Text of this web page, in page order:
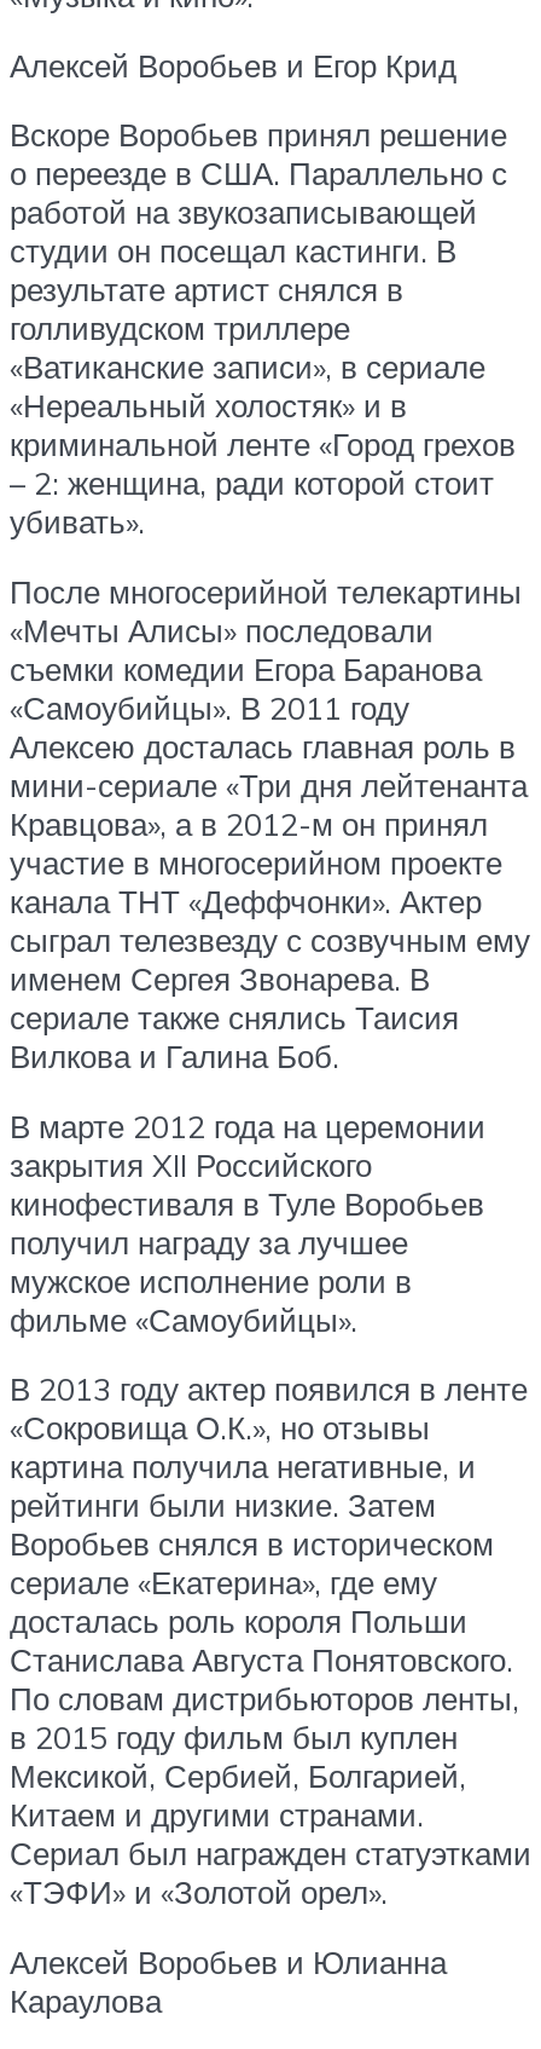
Алексей Воробьев и Егор Крид
Вскоре Воробьев принял решение
о переезде в США. Параллельно с
работой на звукозаписывающей
студии он посещал кастинги. В
результате артист снялся в
голливудском триллере
«Ватиканские записи», в сериале
«Нереальный холостяк» и в
криминальной ленте «Город грехов
– 2: женщина, ради которой стоит
убивать».
После многосерийной телекартины
«Мечты Алисы» последовали
съемки комедии Егора Баранова
«Самоубийцы». В 2011 году
Алексею досталась главная роль в
мини-сериале «Три дня лейтенанта
Кравцова», а в 2012-м он принял
участие в многосерийном проекте
канала ТНТ «Деффчонки». Актер
сыграл телезвезду с созвучным ему
именем Сергея Звонарева. В
сериале также снялись Таисия
Вилкова и Галина Боб.
В марте 2012 года на церемонии
закрытия XII Российского
кинофестиваля в Туле Воробьев
получил награду за лучшее
мужское исполнение роли в
фильме «Самоубийцы».
В 2013 году актер появился в ленте
«Сокровища О.К.», но отзывы
картина получила негативные, и
рейтинги были низкие. Затем
Воробьев снялся в историческом
сериале «Екатерина», где ему
досталась роль короля Польши
Станислава Августа Понятовского.
По словам дистрибьюторов ленты,
в 2015 году фильм был куплен
Мексикой, Сербией, Болгарией,
Китаем и другими странами.
Сериал был награжден статуэтками
«ТЭФИ» и «Золотой орел».
Алексей Воробьев и Юлианна
Караулова